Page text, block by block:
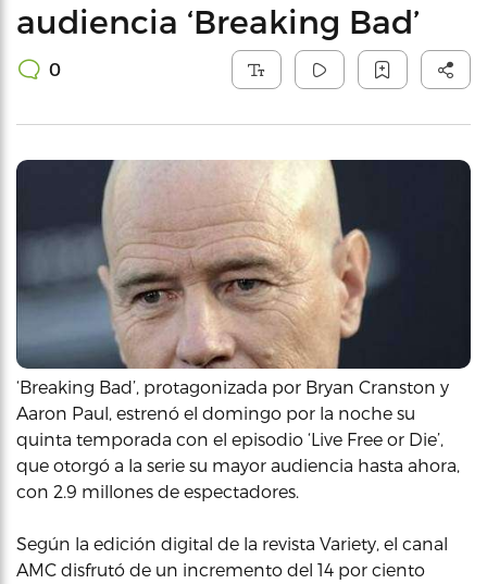
audiencia ‘Breaking Bad’
0
‘Breaking Bad’, protagonizada por Bryan Cranston y
Aaron Paul, estrenó el domingo por la noche su
quinta temporada con el episodio ‘Live Free or Die’,
que otorgó a la serie su mayor audiencia hasta ahora,
con 2.9 millones de espectadores.
Según la edición digital de la revista Variety, el canal
AMC disfrutó de un incremento del 14 por ciento